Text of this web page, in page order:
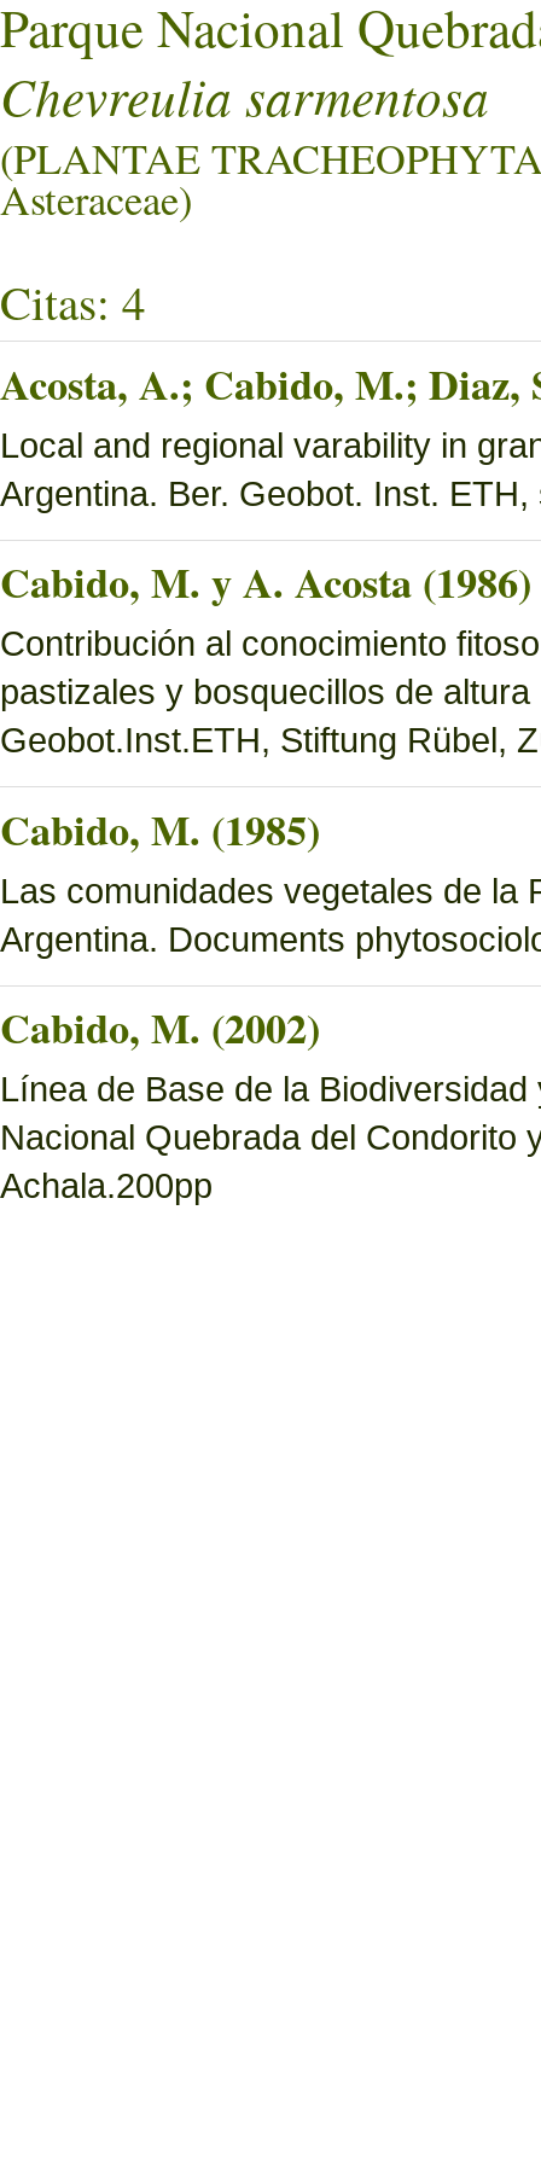
Parque Nacional
Chevreulia sarmentosa
(PLANTAE
Asteraceae)
Citas: 4
Acosta, A.; Cabido, M.; Diaz,
Local and regional varability in
Argentina. Ber. Geobot. Inst.
Cabido, M. y A. Acosta (1986)
Contribución al conocimiento
pastizales y bosquecillos de
Geobot.Inst.ETH, Stiftung Rübel,
Cabido, M. (1985)
Las comunidades vegetales de la
Argentina. Documents
Cabido, M. (2002)
Línea de Base de la
Nacional Quebrada del Condorito
Achala.200pp